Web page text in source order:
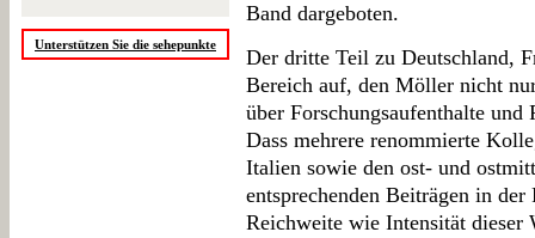
Unterstützen Sie die sehepunkte
Band dargeboten.
Der dritte Teil zu Deutschland,
Bereich auf, den Möller nicht
über Forschungsaufenthalte und
Dass mehrere renommierte
Italien sowie den ost- und
entsprechenden Beiträgen in
Reichweite wie Intensität dieser